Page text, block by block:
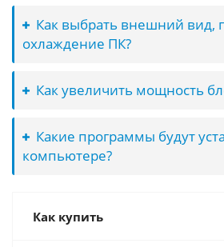
Как выбрать внешний вид,
охлаждение ПК?
Как увеличить мощность
Какие программы будут
компьютере?
Как купить